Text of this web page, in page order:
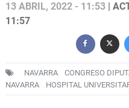
13 ABRIL, 2022 - 11:53 |
11:57
NAVARRA CONGRESO
NAVARRA
HOSPITAL